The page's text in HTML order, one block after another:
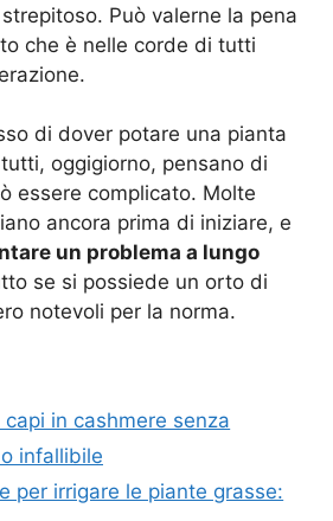
Può valerne la pena
che è nelle corde di tutti
di dover potare una pianta
oggigiorno, pensano di
essere complicato. Molte
ancora prima di iniziare, e
un problema a lungo
se si possiede un orto di
notevoli per la norma.
in cashmere senza
infallibile
per irrigare le piante grasse: